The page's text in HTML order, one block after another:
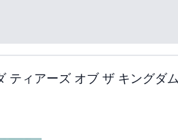
ティアーズ オブ ザ キングダ